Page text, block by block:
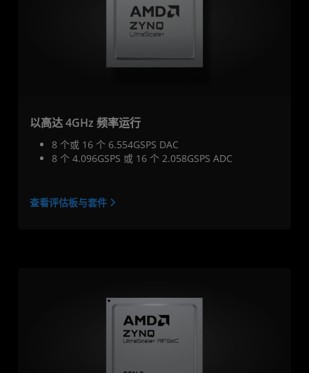
以高达 4GHz 频率运行
8 个或 16 个 6.554GSPS DAC
8 个 4.096GSPS 或 16 个 2.058GSPS ADC
查看评估板与套件